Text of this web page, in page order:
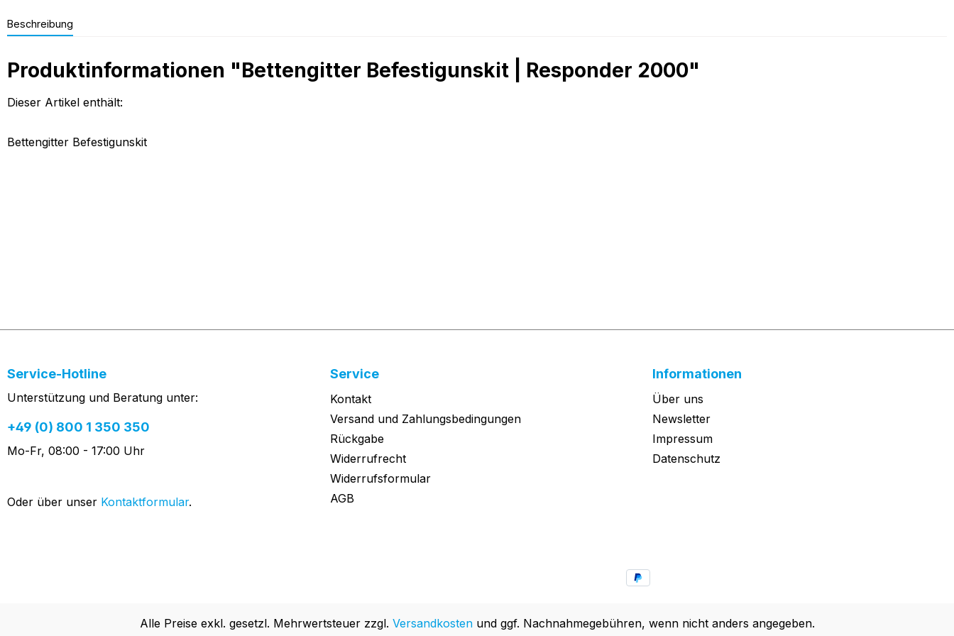
Beschreibung
Produktinformationen "Bettengitter Befestigunskit | Responder 2000"
Dieser Artikel enthält:
Bettengitter Befestigunskit
Service-Hotline
Unterstützung und Beratung unter:
+49 (0) 800 1 350 350
Mo-Fr, 08:00 - 17:00 Uhr
Oder über unser Kontaktformular.
Service
Kontakt
Versand und Zahlungsbedingungen
Rückgabe
Widerrufrecht
Widerrufsformular
AGB
Informationen
Über uns
Newsletter
Impressum
Datenschutz
Alle Preise exkl. gesetzl. Mehrwertsteuer zzgl. Versandkostenund ggf. Nachnahmegebühren, wenn nicht anders angegeben.